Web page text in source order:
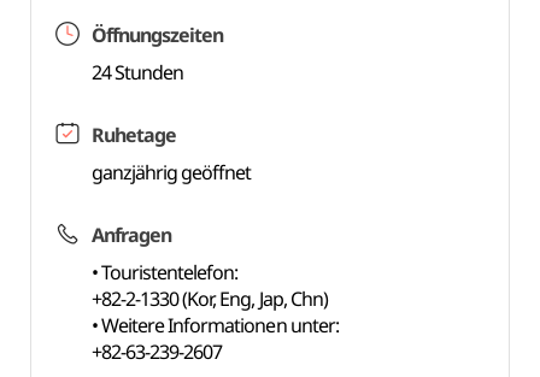
Öffnungszeiten
24 Stunden
Ruhetage
ganzjährig geöffnet
Anfragen
• Touristentelefon:
+82-2-1330 (Kor, Eng, Jap, Chn)
• Weitere Informationen unter:
+82-63-239-2607